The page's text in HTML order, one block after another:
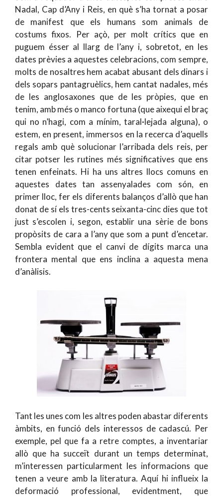
Nadal, Cap d’Any i Reis, en què s’ha tornat a posar
de manifest que els humans som animals de
costums fixos. Per açò, per molt crítics que en
puguem ésser al llarg de l’any i, sobretot, en les
dates prèvies a aquestes celebracions, com sempre,
molts de nosaltres hem acabat abusant dels dinars i
dels sopars pantagruèlics, hem cantat nadales, més
de les anglosaxones que de les pròpies, que en
tenim, amb més o manco fortuna (que aixequi el braç
qui no n’hagi, com a mínim, taral·lejada alguna), o
estem, en present, immersos en la recerca d’aquells
regals amb què solucionar l’arribada dels reis, per
citar potser les rutines més significatives que ens
tenen enfeinats. Hi ha uns altres llocs comuns en
aquestes dates tan assenyalades com són, en
primer lloc, fer els diferents balanços d’allò que han
donat de sí els tres-cents seixanta-cinc dies que tot
just s’escolen i, segon, establir una sèrie de bons
propòsits de cara a l’any que som a punt d’encetar.
Sembla evident que el canvi de dígits marca una
frontera mental que ens inclina a aquesta mena
d’anàlisis.
Tant les unes com les altres poden abastar diferents
àmbits, en funció dels interessos de cadascú. Per
exemple, pel que fa a retre comptes, a inventariar
allò que ha succeït durant un temps determinat,
m’interessen particularment les informacions que
tenen a veure amb la literatura. Aquí hi influeix la
deformació professional, evidentment, que